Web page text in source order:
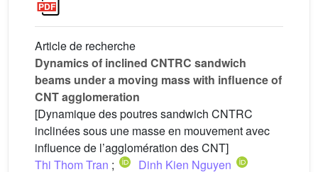
Article de recherche
Dynamics of inclined CNTRC sandwich
beams under a moving mass with influence of
CNT agglomeration
[Dynamique des poutres sandwich CNTRC
inclinées sous une masse en mouvement avec
influence de l’agglomération des CNT]
Thi Thom Tran ; Dinh Kien Nguyen